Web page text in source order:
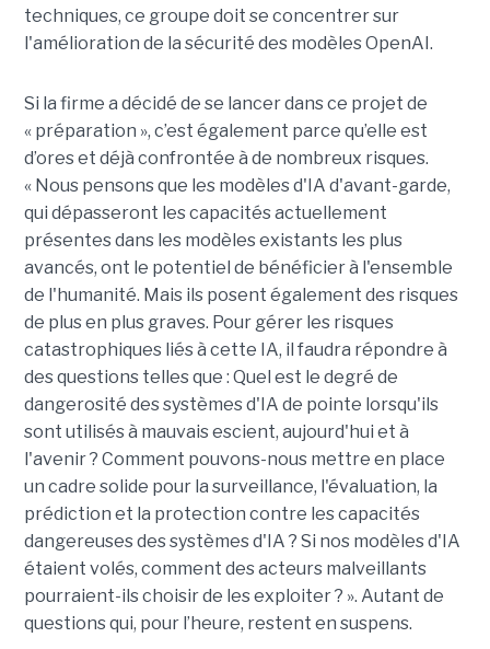
techniques, ce groupe doit se concentrer sur
l'amélioration de la sécurité des modèles OpenAI.
Si la firme a décidé de se lancer dans ce projet de
« préparation », c’est également parce qu’elle est
d’ores et déjà confrontée à de nombreux risques.
« Nous pensons que les modèles d'IA d'avant-garde,
qui dépasseront les capacités actuellement
présentes dans les modèles existants les plus
avancés, ont le potentiel de bénéficier à l'ensemble
de l'humanité. Mais ils posent également des risques
de plus en plus graves. Pour gérer les risques
catastrophiques liés à cette IA, il faudra répondre à
des questions telles que : Quel est le degré de
dangerosité des systèmes d'IA de pointe lorsqu'ils
sont utilisés à mauvais escient, aujourd'hui et à
l'avenir ? Comment pouvons-nous mettre en place
un cadre solide pour la surveillance, l'évaluation, la
prédiction et la protection contre les capacités
dangereuses des systèmes d'IA ? Si nos modèles d'IA
étaient volés, comment des acteurs malveillants
pourraient-ils choisir de les exploiter ? ». Autant de
questions qui, pour l’heure, restent en suspens.